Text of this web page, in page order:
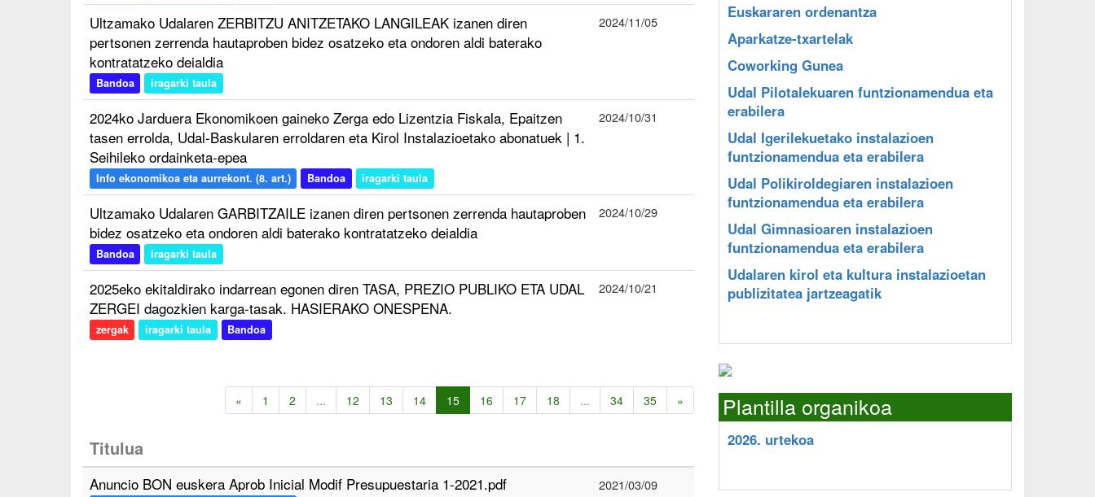
Ultzamako Udalaren ZERBITZU ANITZETAKO LANGILEAK izanen diren
pertsonen zerrenda hautaproben bidez osatzeko eta ondoren aldi baterako
kontratatzeko deialdia
Bandoa iragarki taula
2024/11/05
2024ko Jarduera Ekonomikoen gaineko Zerga edo Lizentzia Fiskala, Epaitzen
tasen errolda, Udal-Baskularen erroldaren eta Kirol Instalazioetako abonatuek | 1.
Seihileko ordainketa-epea
Info ekonomikoa eta aurrekont. (8. art.) Bandoa iragarki taula
2024/10/31
Ultzamako Udalaren GARBITZAILE izanen diren pertsonen zerrenda hautaproben
bidez osatzeko eta ondoren aldi baterako kontratatzeko deialdia
Bandoa iragarki taula
2024/10/29
2025eko ekitaldirako indarrean egonen diren TASA, PREZIO PUBLIKO ETA UDAL
ZERGEI dagozkien karga-tasak. HASIERAKO ONESPENA.
zergak iragarki taula Bandoa
2024/10/21
« 1 2 ... 12 13 14 15 16 17 18 ... 34 35 »
Titulua
Anuncio BON euskera Aprob Inicial Modif Presupuestaria 1-2021.pdf 2021/03/09
Euskararen ordenantza
Aparkatze-txartelak
Coworking Gunea
Udal Pilotalekuaren funtzionamendua eta
erabilera
Udal Igerilekuetako instalazioen
funtzionamendua eta erabilera
Udal Polikiroldegiaren instalazioen
funtzionamendua eta erabilera
Udal Gimnasioaren instalazioen
funtzionamendua eta erabilera
Udalaren kirol eta kultura instalazioetan
publizitatea jartzeagatik
Plantilla organikoa
2026. urtekoa